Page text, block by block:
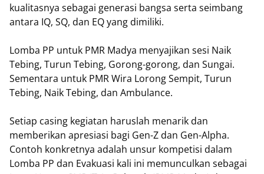
kualitasnya sebagai generasi bangsa serta seimbang
antara IQ, SQ, dan EQ yang dimiliki.
Lomba PP untuk PMR Madya menyajikan sesi Naik
Tebing, Turun Tebing, Gorong-gorong, dan Sungai.
Sementara untuk PMR Wira Lorong Sempit, Turun
Tebing, Naik Tebing, dan Ambulance.
Setiap casing kegiatan haruslah menarik dan
memberikan apresiasi bagi Gen-Z dan Gen-Alpha.
Contoh konkretnya adalah unsur kompetisi dalam
Lomba PP dan Evakuasi kali ini memunculkan sebagai